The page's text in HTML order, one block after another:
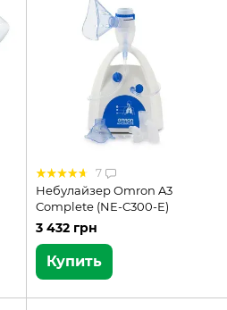
7
Небулайзер Omron A3
Complete (NE-C300-E)
3 432 грн
Купить